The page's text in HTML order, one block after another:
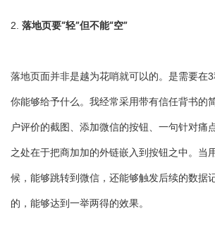
2. 落地页要“轻”但不能“空”
落地页面并非是越为花哨就可以的。是需要在
你能够给予什么。我经常采用带有信任背书的
户评价的截图、添加微信的按钮、一句针对痛
之处在于把商加加的外链嵌入到按钮之中。当
候，能够跳转到微信，还能够触发后续的数据
的，能够达到一举两得的效果。